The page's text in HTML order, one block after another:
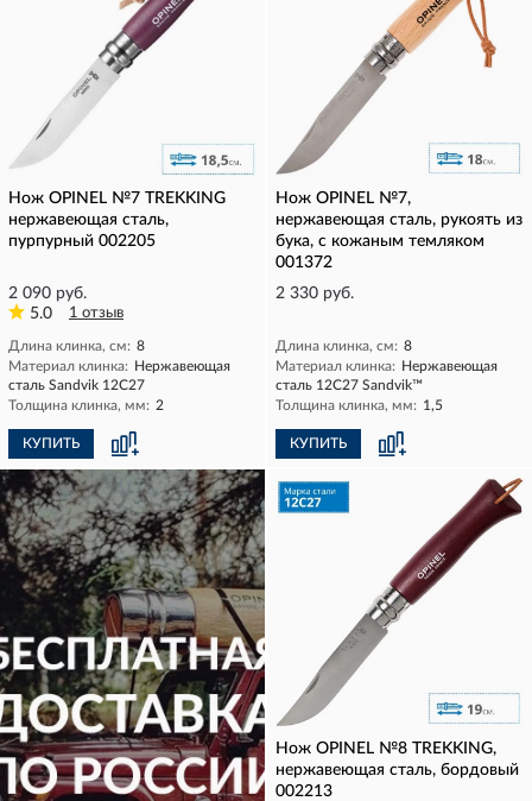
Нож OPINEL №7 TREKKING
нержавеющая сталь,
пурпурный 002205
2 090 руб.
5.0
1 отзыв
Длина клинка, см: 8
Материал клинка: Нержавеющая
сталь Sandvik 12C27
Толщина клинка, мм: 2
КУПИТЬ
Нож OPINEL №7,
нержавеющая сталь, рукоять из
бука, с кожаным темляком
001372
2 330 руб.
Длина клинка, см: 8
Материал клинка: Нержавеющая
сталь 12С27 Sandvik™
Толщина клинка, мм: 1,5
КУПИТЬ
Нож OPINEL №8 TREKKING,
нержавеющая сталь, бордовый
002213